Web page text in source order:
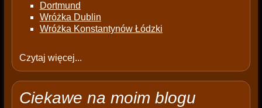
Dortmund
Wróżka Dublin
Wróżka Konstantynów Łódzki
Czytaj więcej...
Ciekawe na moim blogu